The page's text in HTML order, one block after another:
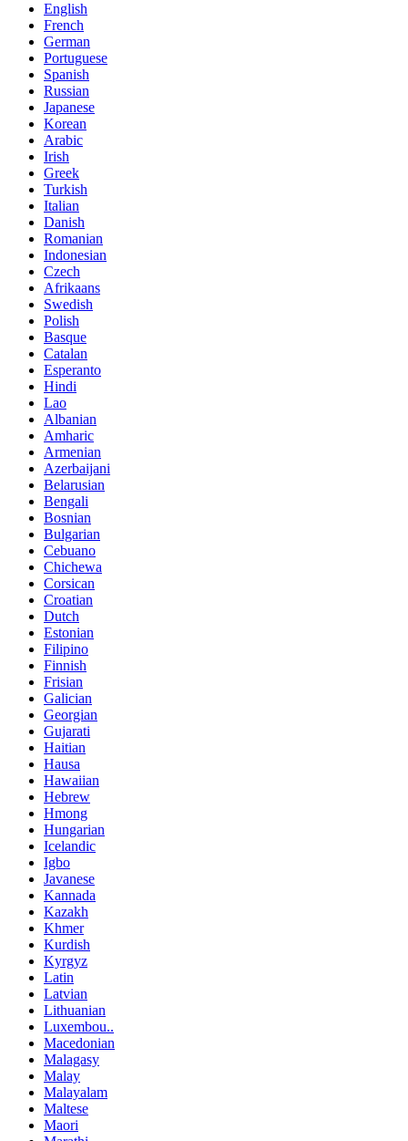
English
French
German
Portuguese
Spanish
Russian
Japanese
Korean
Arabic
Irish
Greek
Turkish
Italian
Danish
Romanian
Indonesian
Czech
Afrikaans
Swedish
Polish
Basque
Catalan
Esperanto
Hindi
Lao
Albanian
Amharic
Armenian
Azerbaijani
Belarusian
Bengali
Bosnian
Bulgarian
Cebuano
Chichewa
Corsican
Croatian
Dutch
Estonian
Filipino
Finnish
Frisian
Galician
Georgian
Gujarati
Haitian
Hausa
Hawaiian
Hebrew
Hmong
Hungarian
Icelandic
Igbo
Javanese
Kannada
Kazakh
Khmer
Kurdish
Kyrgyz
Latin
Latvian
Lithuanian
Luxembou..
Macedonian
Malagasy
Malay
Malayalam
Maltese
Maori